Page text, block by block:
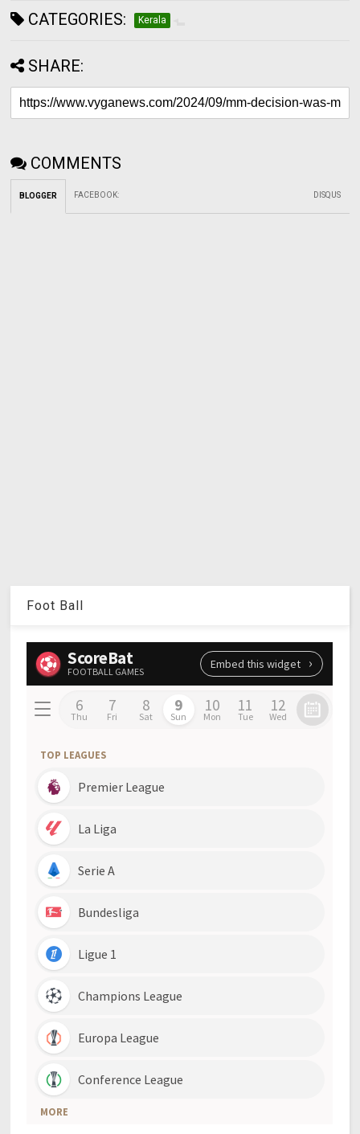
CATEGORIES: Kerala
SHARE:
COMMENTS
BLOGGER FACEBOOK: DISQUS
Foot Ball